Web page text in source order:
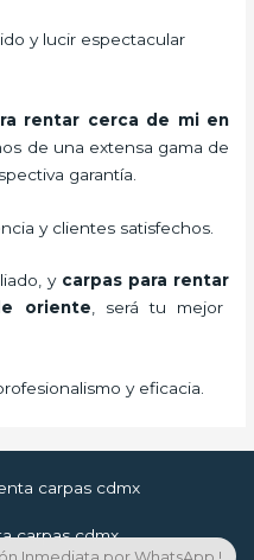
y lucir espectacular
rentar cerca de mi en
de una extensa gama de
garantía.
y clientes satisfechos.
y carpas para rentar
oriente, será tu mejor
y eficacia.
carpas cdmx
carpas cdmx